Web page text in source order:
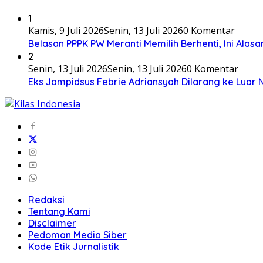
1
Kamis, 9 Juli 2026Senin, 13 Juli 20260 Komentar
Belasan PPPK PW Meranti Memilih Berhenti, Ini
2
Senin, 13 Juli 2026Senin, 13 Juli 20260 Komentar
Eks Jampidsus Febrie Adriansyah Dilarang ke Luar
Redaksi
Tentang Kami
Disclaimer
Pedoman Media Siber
Kode Etik Jurnalistik